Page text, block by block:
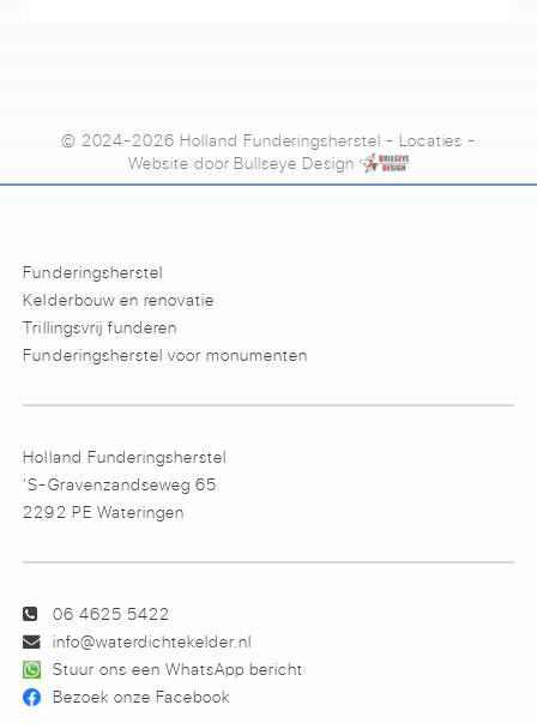
© 2024-2026 Holland Funderingsherstel - Locaties -
Website door Bullseye Design
Funderingsherstel
Kelderbouw en renovatie
Trillingsvrij funderen
Funderingsherstel voor monumenten
Holland Funderingsherstel
’S-Gravenzandseweg 65
2292 PE Wateringen
06 4625 5422
info@waterdichtekelder.nl
Stuur ons een WhatsApp bericht
Bezoek onze Facebook